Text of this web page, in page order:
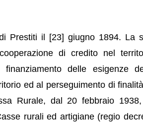
Prestiti il [23] giugno 1894. La
di credito nel
delle esigenze
ed al perseguimento di
Rurale, dal 20 febbraio
rurali ed artigiane (regio